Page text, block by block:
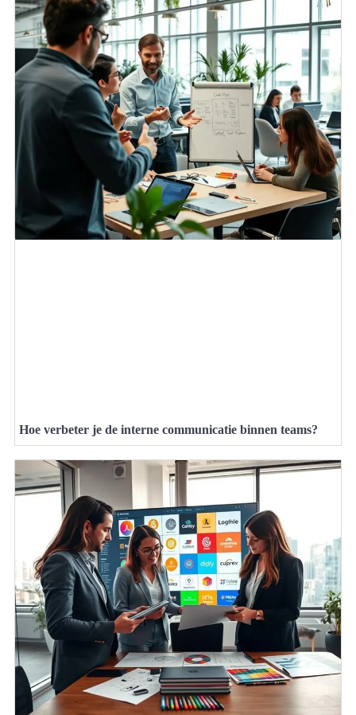
Hoe verbeter je de interne communicatie binnen teams?